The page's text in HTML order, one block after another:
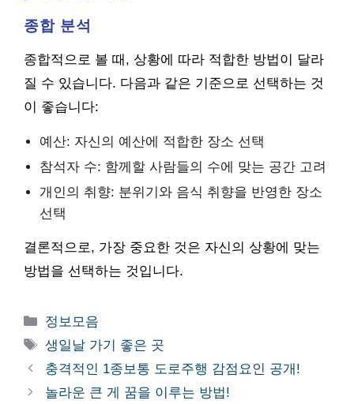
종합 분석
종합적으로 볼 때, 상황에 따라 적합한 방법이 달라
질 수 있습니다. 다음과 같은 기준으로 선택하는 것
이 좋습니다:
예산: 자신의 예산에 적합한 장소 선택
참석자 수: 함께할 사람들의 수에 맞는 공간 고려
개인의 취향: 분위기와 음식 취향을 반영한 장소
선택
결론적으로, 가장 중요한 것은 자신의 상황에 맞는
방법을 선택하는 것입니다.
카
테
고
리
정보모음
태
그
생일날 가기 좋은 곳
충격적인 1종보통 도로주행 감점요인 공개!
놀라운 큰 게 꿈을 이루는 방법!